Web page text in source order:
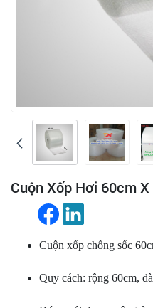
Cuộn Xốp Hơi 60cm
Cuộn xốp chống sốc
Quy cách: rộng 60cm,